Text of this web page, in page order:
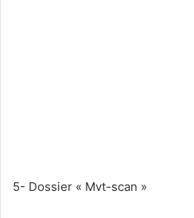
5- Dossier « Mvt-scan »